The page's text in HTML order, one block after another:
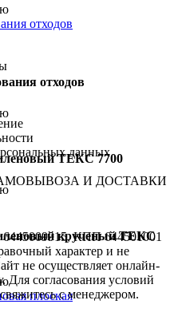
отходов
отходов
ТЕКС 7700
крученый ТЕКС
плоская
данных
И ДОСТАВКИ
КПП 644501001
характер и не
не осуществляет онлайн-
Для согласования условий
с менеджером.